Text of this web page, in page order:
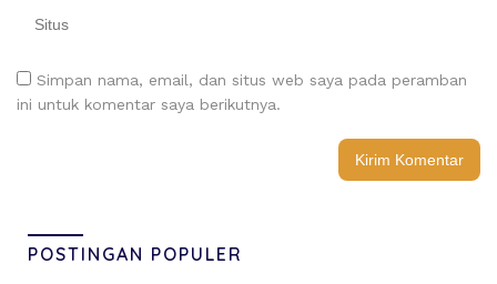
Simpan nama, email, dan situs web saya pada peramban
ini untuk komentar saya berikutnya.
POSTINGAN POPULER